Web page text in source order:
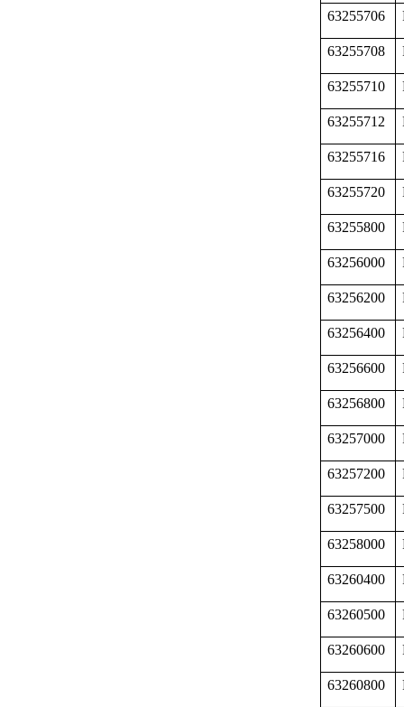
63255706
63255708
63255710
63255712
63255716
63255720
63255800
63256000
63256200
63256400
63256600
63256800
63257000
63257200
63257500
63258000
63260400
63260500
63260600
63260800